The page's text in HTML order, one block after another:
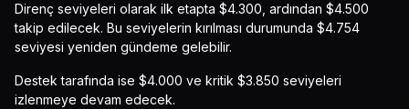
Direnç seviyeleri olarak ilk etapta $4.300, ardından $4.500
takip edilecek. Bu seviyelerin kırılması durumunda $4.754
seviyesi yeniden gündeme gelebilir.
Destek tarafında ise $4.000 ve kritik $3.850 seviyeleri
izlenmeye devam edecek.